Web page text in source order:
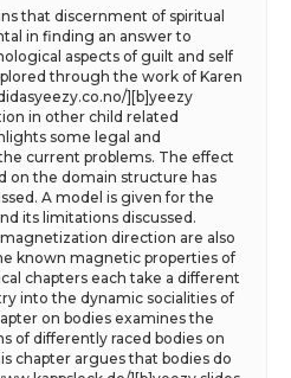
that discernment of spiritual
in finding an answer to
aspects of guilt and self
through the work of Karen
][b]yeezy
in other child related
some legal and
current problems. The effect
on the domain structure has
A model is given for the
its limitations discussed.
direction are also
known magnetic properties of
chapters each take a different
into the dynamic socialities of
on bodies examines the
of differently raced bodies on
chapter argues that bodies do